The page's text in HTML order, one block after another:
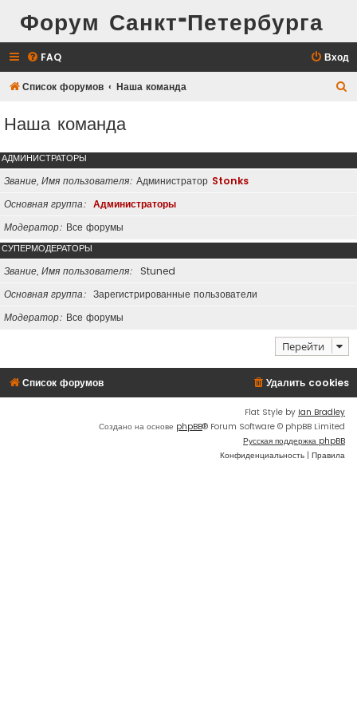
Форум Санкт-Петербурга
FAQ Вход
Список форумов Наша команда
к
Наша команда
АДМИНИСТРАТОРЫ
Звание, Имя пользователя Администратор Stonks
Основная группа
Администраторы
Модератор Все форумы
СУПЕРМОДЕРАТОРЫ
Звание, Имя пользователя
Stuned
Основная группа
Зарегистрированные пользователи
Модератор Все форумы
Перейти
Список форумов Удалить cookies
Flat Style by Ian Bradley
Создано на основе phpBB® Forum Software © phpBB Limited
Русская поддержка phpBB
Конфиденциальность | Правила